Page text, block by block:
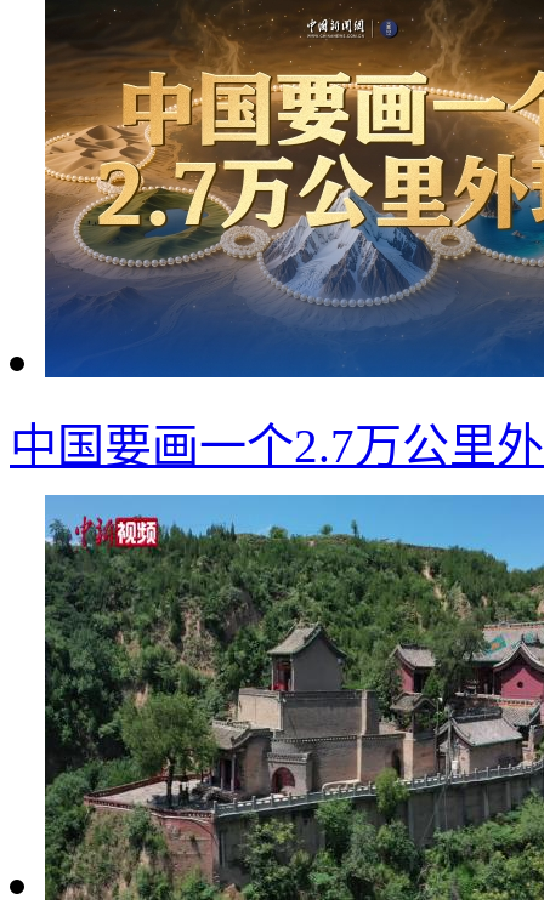
中国要画一个2.7万公里